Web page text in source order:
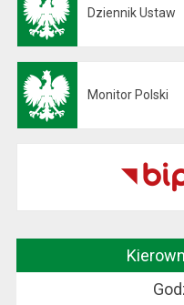
Dziennik Ustaw
Monitor Polski